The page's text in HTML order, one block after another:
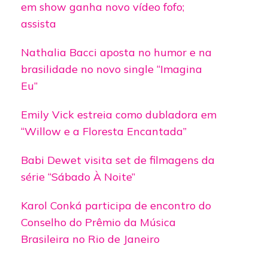
em show ganha novo vídeo fofo;
assista
Nathalia Bacci aposta no humor e na
brasilidade no novo single “Imagina
Eu”
Emily Vick estreia como dubladora em
“Willow e a Floresta Encantada”
Babi Dewet visita set de filmagens da
série “Sábado À Noite”
Karol Conká participa de encontro do
Conselho do Prêmio da Música
Brasileira no Rio de Janeiro